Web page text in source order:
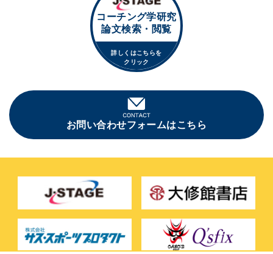
コーチング学研究
論文検索・閲覧
詳しくはこちらを
クリック
お問い合わせフォームはこちら